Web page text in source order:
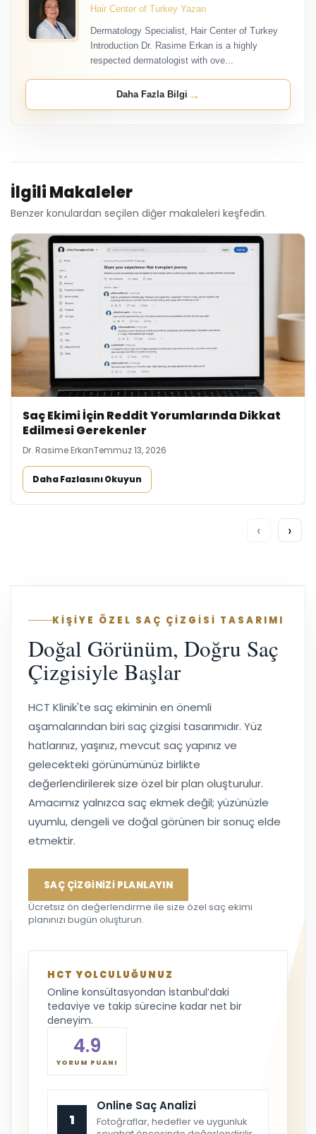
Hair Center of Turkey Yazarı
Dermatology Specialist, Hair Center of Turkey
Introduction Dr. Rasime Erkan is a highly
respected dermatologist with ove...
Daha Fazla Bilgi →
İlgili Makaleler
Benzer konulardan seçilen diğer makaleleri keşfedin.
Saç Ekimi İçin Reddit Yorumlarında Dikkat
Edilmesi Gerekenler
Dr. Rasime ErkanTemmuz 13, 2026
Daha Fazlasını Okuyun
‹ ›
KİŞİYE ÖZEL SAÇ ÇİZGİSİ TASARIMI
Doğal Görünüm, Doğru Saç
Çizgisiyle Başlar
HCT Klinik'te saç ekiminin en önemli
aşamalarından biri saç çizgisi tasarımıdır. Yüz
hatlarınız, yaşınız, mevcut saç yapınız ve
gelecekteki görünümünüz birlikte
değerlendirilerek size özel bir plan oluşturulur.
Amacımız yalnızca saç ekmek değil; yüzünüzle
uyumlu, dengeli ve doğal görünen bir sonuç elde
etmektir.
SAÇ ÇİZGİNİZİ PLANLAYIN
Ücretsiz ön değerlendirme ile size özel saç ekimi
planınızı bugün oluşturun.
HCT YOLCULUĞUNUZ
Online konsültasyondan İstanbul’daki
tedaviye ve takip sürecine kadar net bir
deneyim.
4.9
YORUM PUANI
1
Online Saç Analizi
Fotoğraflar, hedefler ve uygunluk